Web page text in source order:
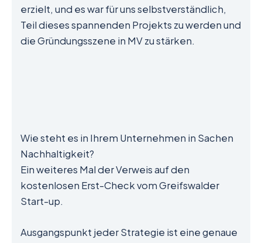
erzielt, und es war für uns selbstverständlich,
Teil dieses spannenden Projekts zu werden und
die Gründungsszene in MV zu stärken.
Wie steht es in Ihrem Unternehmen in Sachen
Nachhaltigkeit?
Ein weiteres Mal der Verweis auf den
kostenlosen Erst-Check vom Greifswalder
Start-up.
Ausgangspunkt jeder Strategie ist eine genaue